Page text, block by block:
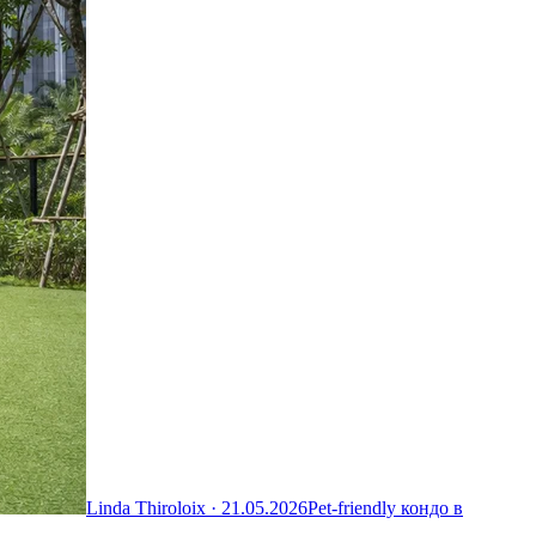
Linda Thiroloix · 21.05.2026Pet-friendly кондо в